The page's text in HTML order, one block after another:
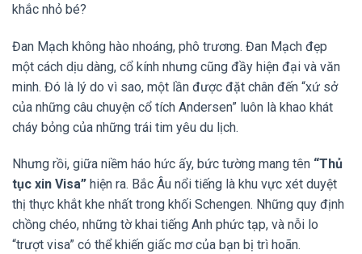
khắc nhỏ bé?
Đan Mạch không hào nhoáng, phô trương. Đan Mạch đẹp
một cách dịu dàng, cổ kính nhưng cũng đầy hiện đại và văn
minh. Đó là lý do vì sao, một lần được đặt chân đến “xứ sở
của những câu chuyện cổ tích Andersen” luôn là khao khát
cháy bỏng của những trái tim yêu du lịch.
Nhưng rồi, giữa niềm háo hức ấy, bức tường mang tên “Thủ
tục xin Visa” hiện ra. Bắc Âu nổi tiếng là khu vực xét duyệt
thị thực khắt khe nhất trong khối Schengen. Những quy định
chồng chéo, những tờ khai tiếng Anh phức tạp, và nỗi lo
“trượt visa” có thể khiến giấc mơ của bạn bị trì hoãn.